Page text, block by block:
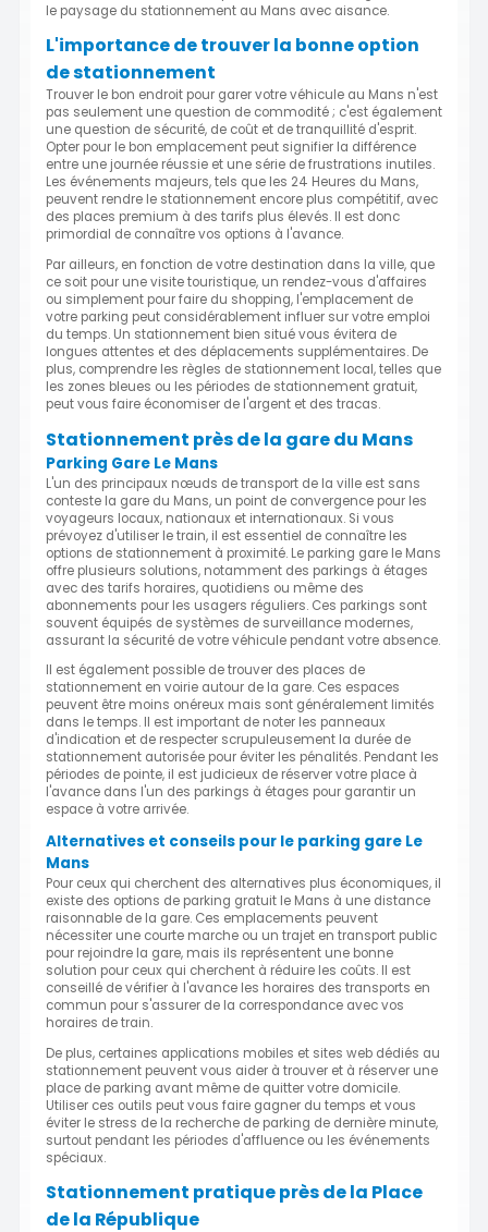
le paysage du stationnement au Mans avec aisance.
L'importance de trouver la bonne option
de stationnement
Trouver le bon endroit pour garer votre véhicule au Mans n'est
pas seulement une question de commodité ; c'est également
une question de sécurité, de coût et de tranquillité d'esprit.
Opter pour le bon emplacement peut signifier la différence
entre une journée réussie et une série de frustrations inutiles.
Les événements majeurs, tels que les 24 Heures du Mans,
peuvent rendre le stationnement encore plus compétitif, avec
des places premium à des tarifs plus élevés. Il est donc
primordial de connaître vos options à l'avance.
Par ailleurs, en fonction de votre destination dans la ville, que
ce soit pour une visite touristique, un rendez-vous d'affaires
ou simplement pour faire du shopping, l'emplacement de
votre parking peut considérablement influer sur votre emploi
du temps. Un stationnement bien situé vous évitera de
longues attentes et des déplacements supplémentaires. De
plus, comprendre les règles de stationnement local, telles que
les zones bleues ou les périodes de stationnement gratuit,
peut vous faire économiser de l'argent et des tracas.
Stationnement près de la gare du Mans
Parking Gare Le Mans
L'un des principaux nœuds de transport de la ville est sans
conteste la gare du Mans, un point de convergence pour les
voyageurs locaux, nationaux et internationaux. Si vous
prévoyez d'utiliser le train, il est essentiel de connaître les
options de stationnement à proximité. Le parking gare le Mans
offre plusieurs solutions, notamment des parkings à étages
avec des tarifs horaires, quotidiens ou même des
abonnements pour les usagers réguliers. Ces parkings sont
souvent équipés de systèmes de surveillance modernes,
assurant la sécurité de votre véhicule pendant votre absence.
Il est également possible de trouver des places de
stationnement en voirie autour de la gare. Ces espaces
peuvent être moins onéreux mais sont généralement limités
dans le temps. Il est important de noter les panneaux
d'indication et de respecter scrupuleusement la durée de
stationnement autorisée pour éviter les pénalités. Pendant les
périodes de pointe, il est judicieux de réserver votre place à
l'avance dans l'un des parkings à étages pour garantir un
espace à votre arrivée.
Alternatives et conseils pour le parking gare Le
Mans
Pour ceux qui cherchent des alternatives plus économiques, il
existe des options de parking gratuit le Mans à une distance
raisonnable de la gare. Ces emplacements peuvent
nécessiter une courte marche ou un trajet en transport public
pour rejoindre la gare, mais ils représentent une bonne
solution pour ceux qui cherchent à réduire les coûts. Il est
conseillé de vérifier à l'avance les horaires des transports en
commun pour s'assurer de la correspondance avec vos
horaires de train.
De plus, certaines applications mobiles et sites web dédiés au
stationnement peuvent vous aider à trouver et à réserver une
place de parking avant même de quitter votre domicile.
Utiliser ces outils peut vous faire gagner du temps et vous
éviter le stress de la recherche de parking de dernière minute,
surtout pendant les périodes d'affluence ou les événements
spéciaux.
Stationnement pratique près de la Place
de la République